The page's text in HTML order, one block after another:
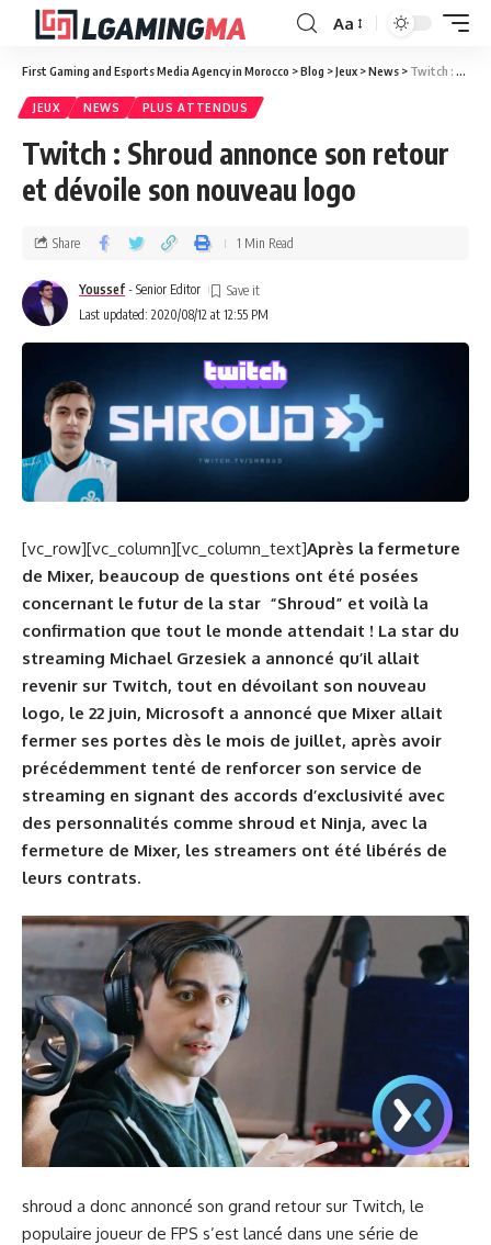
Aa
First Gaming and Esports Media Agency in Morocco >Blog >Jeux >News > Twitch : Shroud annonce son retour et dévoile son nouveau logo
JEUX NEWS PLUS ATTENDUS
Twitch : Shroud annonce son retour
et dévoile son nouveau logo
Last updated: 2020/08/12 at 12:55 PM
Youssef - Senior Editor
Share 1 Min Read
[vc_row][vc_column][vc_column_text]Après la fermeture
de Mixer, beaucoup de questions ont été posées
concernant le futur de la star “Shroud” et voilà la
confirmation que tout le monde attendait ! La star du
streaming Michael Grzesiek a annoncé qu’il allait
revenir sur Twitch, tout en dévoilant son nouveau
logo, le 22 juin, Microsoft a annoncé que Mixer allait
fermer ses portes dès le mois de juillet, après avoir
précédemment tenté de renforcer son service de
streaming en signant des accords d’exclusivité avec
des personnalités comme shroud et Ninja, avec la
fermeture de Mixer, les streamers ont été libérés de
leurs contrats.
shroud a donc annoncé son grand retour sur Twitch, le
populaire joueur de FPS s’est lancé dans une série de